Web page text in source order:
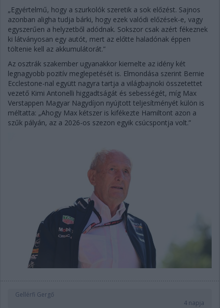
„Egyértelmű, hogy a szurkolók szeretik a sok előzést. Sajnos
azonban aligha tudja bárki, hogy ezek valódi előzések-e, vagy
egyszerűen a helyzetből adódnak. Sokszor csak azért fékeznek
ki látványosan egy autót, mert az előtte haladónak éppen
töltenie kell az akkumulátorát.”
Az osztrák szakember ugyanakkor kiemelte az idény két
legnagyobb pozitív meglepetését is. Elmondása szerint Bernie
Ecclestone-nal együtt nagyra tartja a világbajnoki összetettet
vezető Kimi Antonelli higgadtságát és sebességét, míg Max
Verstappen Magyar Nagydíjon nyújtott teljesítményét külön is
méltatta: „Ahogy Max kétszer is kifékezte Hamiltont azon a
szűk pályán, az a 2026-os szezon egyik csúcspontja volt.”
Gellérfi Gergő
4 napja